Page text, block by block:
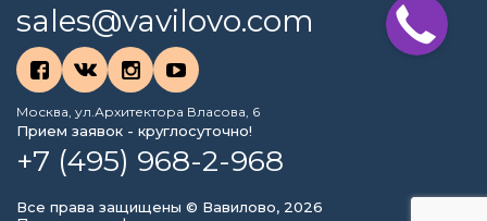
sales@vavilovo.com
Москва, ул.Архитектора Власова, 6
Прием заявок - круглосуточно!
+7 (495) 968-2-968
Все права защищены © Вавилово, 2026